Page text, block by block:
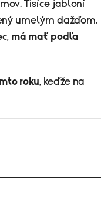
Tisíce jabloní
umelým dažďom.
má mať podľa
roku, keďže na